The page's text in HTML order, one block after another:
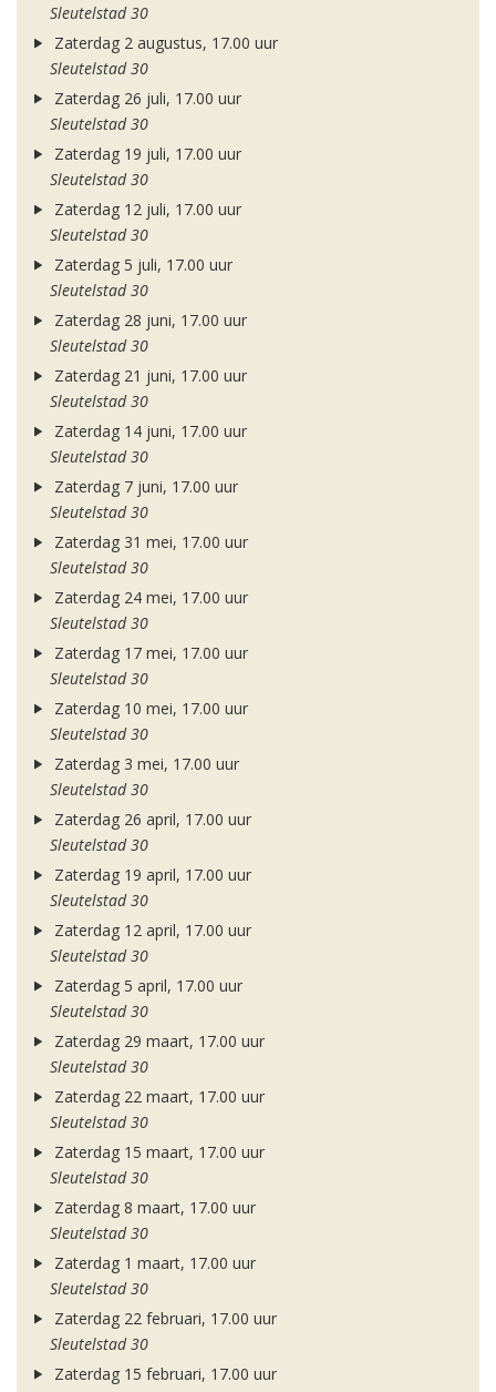
Sleutelstad 30
Zaterdag 2 augustus, 17.00 uur
Sleutelstad 30
Zaterdag 26 juli, 17.00 uur
Sleutelstad 30
Zaterdag 19 juli, 17.00 uur
Sleutelstad 30
Zaterdag 12 juli, 17.00 uur
Sleutelstad 30
Zaterdag 5 juli, 17.00 uur
Sleutelstad 30
Zaterdag 28 juni, 17.00 uur
Sleutelstad 30
Zaterdag 21 juni, 17.00 uur
Sleutelstad 30
Zaterdag 14 juni, 17.00 uur
Sleutelstad 30
Zaterdag 7 juni, 17.00 uur
Sleutelstad 30
Zaterdag 31 mei, 17.00 uur
Sleutelstad 30
Zaterdag 24 mei, 17.00 uur
Sleutelstad 30
Zaterdag 17 mei, 17.00 uur
Sleutelstad 30
Zaterdag 10 mei, 17.00 uur
Sleutelstad 30
Zaterdag 3 mei, 17.00 uur
Sleutelstad 30
Zaterdag 26 april, 17.00 uur
Sleutelstad 30
Zaterdag 19 april, 17.00 uur
Sleutelstad 30
Zaterdag 12 april, 17.00 uur
Sleutelstad 30
Zaterdag 5 april, 17.00 uur
Sleutelstad 30
Zaterdag 29 maart, 17.00 uur
Sleutelstad 30
Zaterdag 22 maart, 17.00 uur
Sleutelstad 30
Zaterdag 15 maart, 17.00 uur
Sleutelstad 30
Zaterdag 8 maart, 17.00 uur
Sleutelstad 30
Zaterdag 1 maart, 17.00 uur
Sleutelstad 30
Zaterdag 22 februari, 17.00 uur
Sleutelstad 30
Zaterdag 15 februari, 17.00 uur